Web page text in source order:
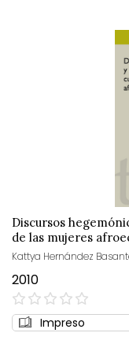
Discursos
de las mujeres
Kattya Hernández
2010
0%
Impreso